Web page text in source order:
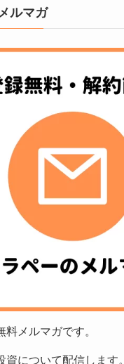
ルマガ
料メルマガです。
資について配信します。